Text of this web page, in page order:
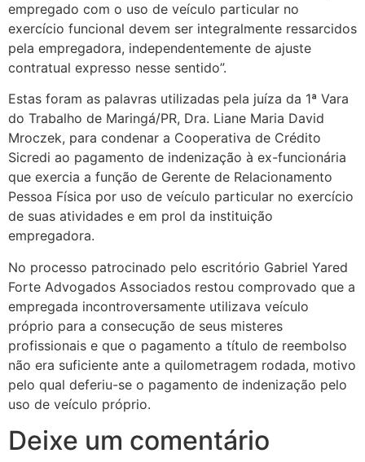
empregado com o uso de veículo particular no
exercício funcional devem ser integralmente ressarcidos
pela empregadora, independentemente de ajuste
contratual expresso nesse sentido”.
Estas foram as palavras utilizadas pela juíza da 1ª Vara
do Trabalho de Maringá/PR, Dra. Liane Maria David
Mroczek, para condenar a Cooperativa de Crédito
Sicredi ao pagamento de indenização à ex-funcionária
que exercia a função de Gerente de Relacionamento
Pessoa Física por uso de veículo particular no exercício
de suas atividades e em prol da instituição
empregadora.
No processo patrocinado pelo escritório Gabriel Yared
Forte Advogados Associados restou comprovado que a
empregada incontroversamente utilizava veículo
próprio para a consecução de seus misteres
profissionais e que o pagamento a título de reembolso
não era suficiente ante a quilometragem rodada, motivo
pelo qual deferiu-se o pagamento de indenização pelo
uso de veículo próprio.
Deixe um comentário